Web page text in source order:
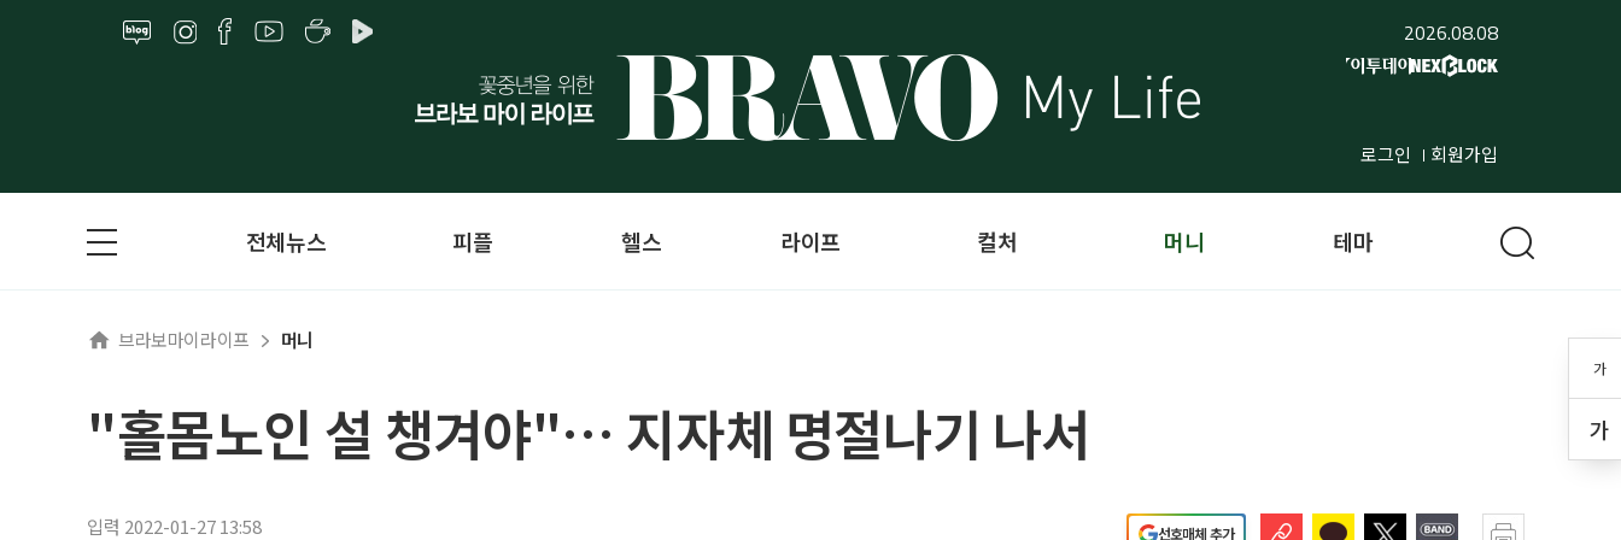
2026.08.08
로그인 회원가입
가
가
전체뉴스 피플 헬스 라이프 컬처 머니 테마
브라보마이라이프 머니
"홀몸노인 설 챙겨야"… 지자체 명절나기 나서
입력 2022-01-27 13:58 선호매체 추가